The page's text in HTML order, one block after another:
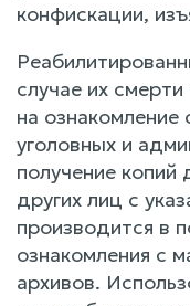
конфискации,
случае их
на
уголовных и
получение
других лиц с
производится в
ознакомления с
архивов.